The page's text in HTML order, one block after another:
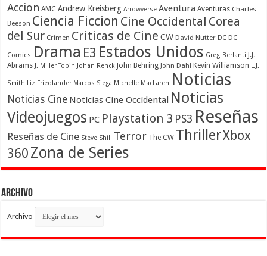
Accion AMC Andrew Kreisberg Arrowverse Aventura Aventuras Charles
Beeson Ciencia Ficcion Cine Occidental Corea
del Sur Crimen Criticas de Cine CW David Nutter DC DC
Comics Drama E3 Estados Unidos Greg Berlanti J.J.
Abrams J. Miller Tobin Johan Renck John Behring John Dahl Kevin Williamson L.J.
Smith Liz Friedlander Marcos Siega Michelle MacLaren Noticias
Noticias Cine Noticias Cine Occidental Noticias
Videojuegos PC Playstation 3 PS3 Reseñas
Reseñas de Cine Steve Shill Terror The CW ThrillerXbox
360 Zona de Series
Archivo
Archivo